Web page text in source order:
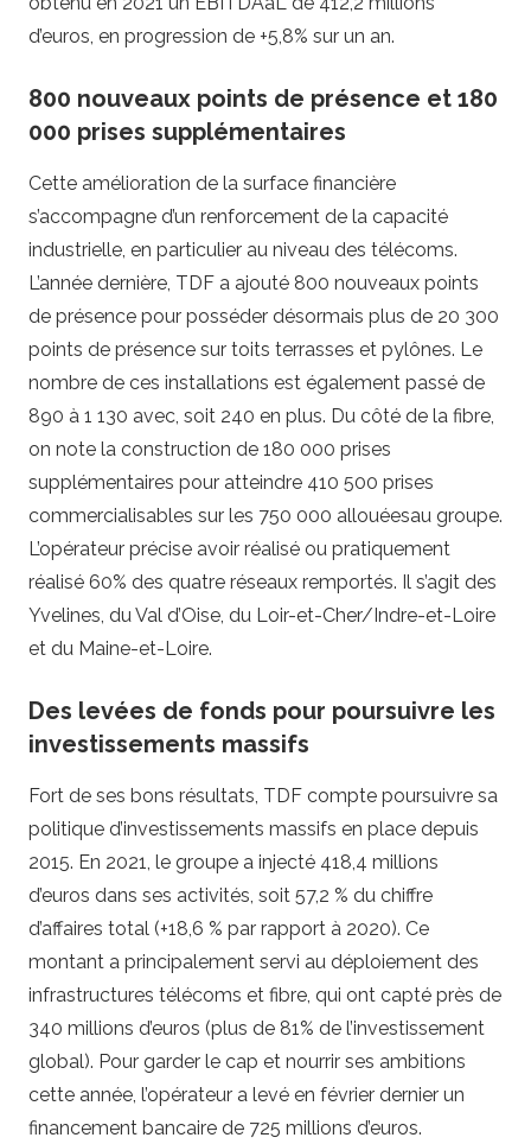
d’euros, en progression de +5,8% sur un an.
800 nouveaux points de présence et 180
000 prises supplémentaires
Cette amélioration de la surface financière
s’accompagne d’un renforcement de la capacité
industrielle, en particulier au niveau des télécoms.
L’année dernière, TDF a ajouté 800 nouveaux points
de présence pour posséder désormais plus de 20 300
points de présence sur toits terrasses et pylônes. Le
nombre de ces installations est également passé de
890 à 1 130 avec, soit 240 en plus. Du côté de la fibre,
on note la construction de 180 000 prises
supplémentaires pour atteindre 410 500 prises
commercialisables sur les 750 000 allouéesau groupe.
L’opérateur précise avoir réalisé ou pratiquement
réalisé 60% des quatre réseaux remportés. Il s’agit des
Yvelines, du Val d’Oise, du Loir-et-Cher/Indre-et-Loire
et du Maine-et-Loire.
Des levées de fonds pour poursuivre les
investissements massifs
Fort de ses bons résultats, TDF compte poursuivre sa
politique d’investissements massifs en place depuis
2015. En 2021, le groupe a injecté 418,4 millions
d’euros dans ses activités, soit 57,2 % du chiffre
d’affaires total (+18,6 % par rapport à 2020). Ce
montant a principalement servi au déploiement des
infrastructures télécoms et fibre, qui ont capté près de
340 millions d’euros (plus de 81% de l’investissement
global). Pour garder le cap et nourrir ses ambitions
cette année, l’opérateur a levé en février dernier un
financement bancaire de 725 millions d’euros.